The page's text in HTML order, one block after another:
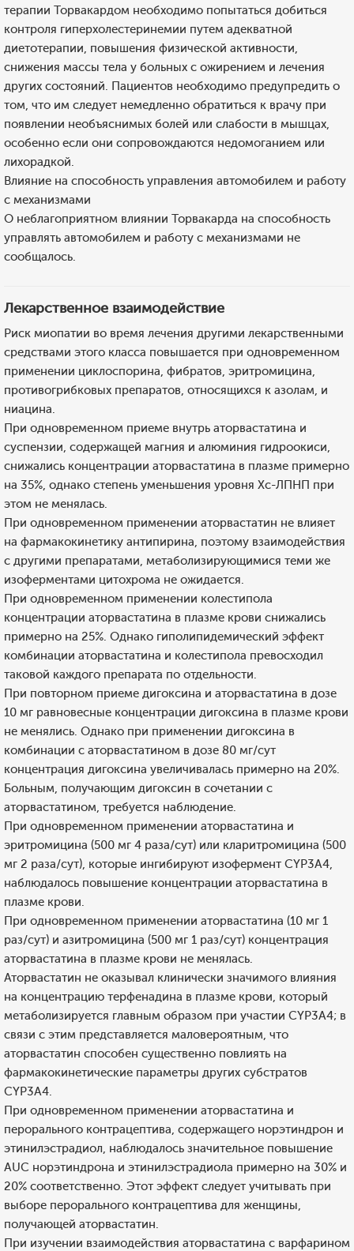
терапии Торвакардом необходимо попытаться добиться
контроля гиперхолестеринемии путем адекватной
диетотерапии, повышения физической активности,
снижения массы тела у больных с ожирением и лечения
других состояний. Пациентов необходимо предупредить о
том, что им следует немедленно обратиться к врачу при
появлении необъяснимых болей или слабости в мышцах,
особенно если они сопровождаются недомоганием или
лихорадкой.
Влияние на способность управления автомобилем и работу
с механизмами
О неблагоприятном влиянии Торвакарда на способность
управлять автомобилем и работу с механизмами не
сообщалось.
Лекарственное взаимодействие
Риск миопатии во время лечения другими лекарственными
средствами этого класса повышается при одновременном
применении циклоспорина, фибратов, эритромицина,
противогрибковых препаратов, относящихся к азолам, и
ниацина.
При одновременном приеме внутрь аторвастатина и
суспензии, содержащей магния и алюминия гидроокиси,
снижались концентрации аторвастатина в плазме примерно
на 35%, однако степень уменьшения уровня Хс-ЛПНП при
этом не менялась.
При одновременном применении аторвастатин не влияет
на фармакокинетику антипирина, поэтому взаимодействия
с другими препаратами, метаболизирующимися теми же
изоферментами цитохрома не ожидается.
При одновременном применении колестипола
концентрации аторвастатина в плазме крови снижались
примерно на 25%. Однако гиполипидемический эффект
комбинации аторвастатина и колестипола превосходил
таковой каждого препарата по отдельности.
При повторном приеме дигоксина и аторвастатина в дозе
10 мг равновесные концентрации дигоксина в плазме крови
не менялись. Однако при применении дигоксина в
комбинации с аторвастатином в дозе 80 мг/сут
концентрация дигоксина увеличивалась примерно на 20%.
Больным, получающим дигоксин в сочетании с
аторвастатином, требуется наблюдение.
При одновременном применении аторвастатина и
эритромицина (500 мг 4 раза/сут) или кларитромицина (500
мг 2 раза/сут), которые ингибируют изофермент CYP3A4,
наблюдалось повышение концентрации аторвастатина в
плазме крови.
При одновременном применении аторвастатина (10 мг 1
раз/сут) и азитромицина (500 мг 1 раз/сут) концентрация
аторвастатина в плазме крови не менялась.
Аторвастатин не оказывал клинически значимого влияния
на концентрацию терфенадина в плазме крови, который
метаболизируется главным образом при участии CYP3A4; в
связи с этим представляется маловероятным, что
аторвастатин способен существенно повлиять на
фармакокинетические параметры других субстратов
CYP3А4.
При одновременном применении аторвастатина и
перорального контрацептива, содержащего норэтиндрон и
этинилэстрадиол, наблюдалось значительное повышение
AUC норэтиндрона и этинилэстрадиола примерно на 30% и
20% соответственно. Этот эффект следует учитывать при
выборе перорального контрацептива для женщины,
получающей аторвастатин.
При изучении взаимодействия аторвастатина с варфарином